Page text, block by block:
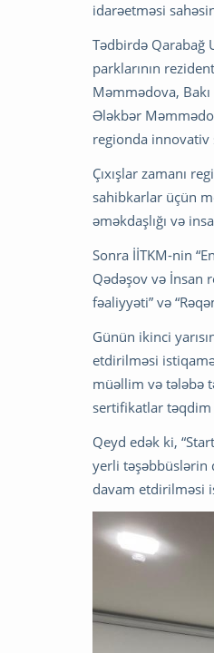
idarəetməsi
Tədbirdə Qarabağ
parklarının
Məmmədova,
Ələkbər
regionda innovativ
Çıxışlar zamanı
sahibkarlar üçün
əməkdaşlığı və
Sonra İİTKM-nin
Qədəşov və İnsan
fəaliyyəti” və
Günün ikinci
etdirilməsi
müəllim və tələbə
sertifikatlar
Qeyd edək ki,
yerli təşəbbüslərin
davam etdirilməsi